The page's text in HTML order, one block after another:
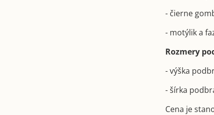
- čierne
- motýlik a
Rozmery
- výška
- šírka
Cena je